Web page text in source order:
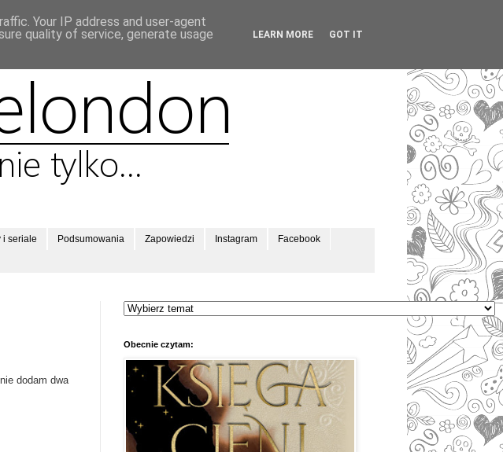
i seriale Podsumowania Zapowiedzi Instagram Facebook
dodam dwa
Obecnie czytam:
Your IP address and user-agent
quality of service, generate usage
LEARN MORE GOT IT